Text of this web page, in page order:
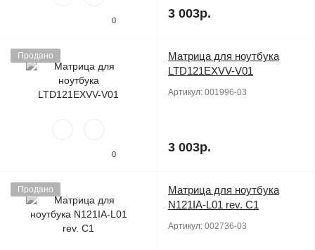
0 3 003р.
Продано
0
Матрица для ноутбука
LTD121EXVV-V01
Артикул: 001996-03
3 003р.
Продано
Матрица для ноутбука
N121IA-L01 rev. C1
Артикул: 002736-03